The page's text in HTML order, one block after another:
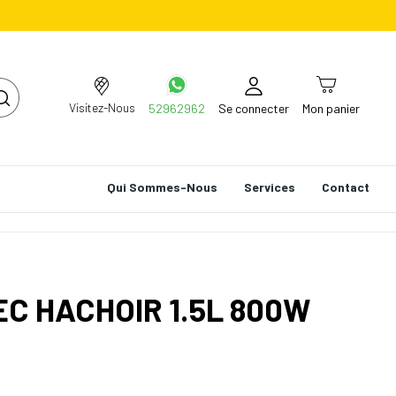
Visitez-Nous 52962962 Se connecter Mon panier
Qui Sommes-Nous Services Contact
HACHOIR 1.5L 800W